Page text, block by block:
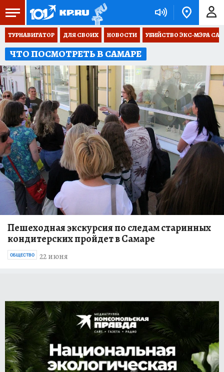
ТУРНАВИГАТОР ДЛЯ СВОИХ НОВОСТИ УБИЙСТВО ЭКС-МЭРА
ЧТО ПОСМОТРЕТЬ В САМАРЕ
Пешеходная экскурсия по следам старинных
кондитерских пройдет в Самаре
22 июня
ОБЩЕСТВО